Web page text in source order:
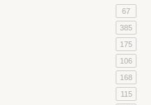
67
385
175
106
168
115